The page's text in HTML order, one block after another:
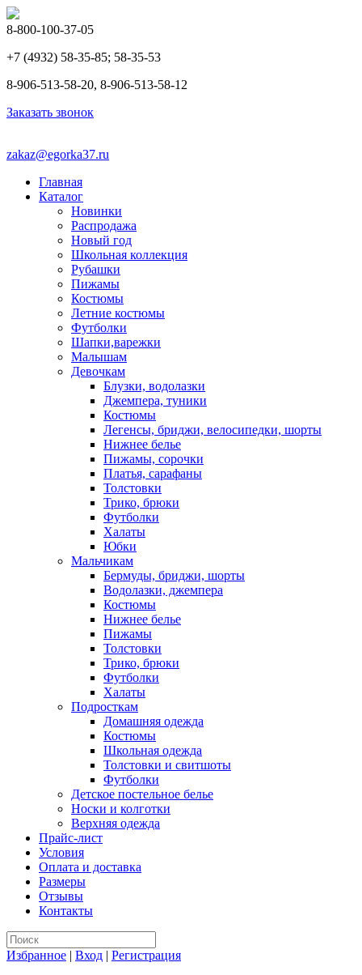
8-800-100-37-05
+7 (4932) 58-35-85; 58-35-53
8-906-513-58-20, 8-906-513-58-12
Заказать звонок
zakaz@egorka37.ru
Главная
Каталог
Новинки
Распродажа
Новый год
Школьная коллекция
Рубашки
Пижамы
Костюмы
Летние костюмы
Футболки
Шапки,варежки
Малышам
Девочкам
Блузки, водолазки
Джемпера, туники
Костюмы
Легенсы, бриджи, велосипедки, шорты
Нижнее белье
Пижамы, сорочки
Платья, сарафаны
Толстовки
Трико, брюки
Футболки
Халаты
Юбки
Мальчикам
Бермуды, бриджи, шорты
Водолазки, джемпера
Костюмы
Нижнее белье
Пижамы
Толстовки
Трико, брюки
Футболки
Халаты
Подросткам
Домашняя одежда
Костюмы
Школьная одежда
Толстовки и свитшоты
Футболки
Детское постельное белье
Носки и колготки
Верхняя одежда
Прайс-лист
Условия
Оплата и доставка
Размеры
Отзывы
Контакты
Избранное | Вход | Регистрация